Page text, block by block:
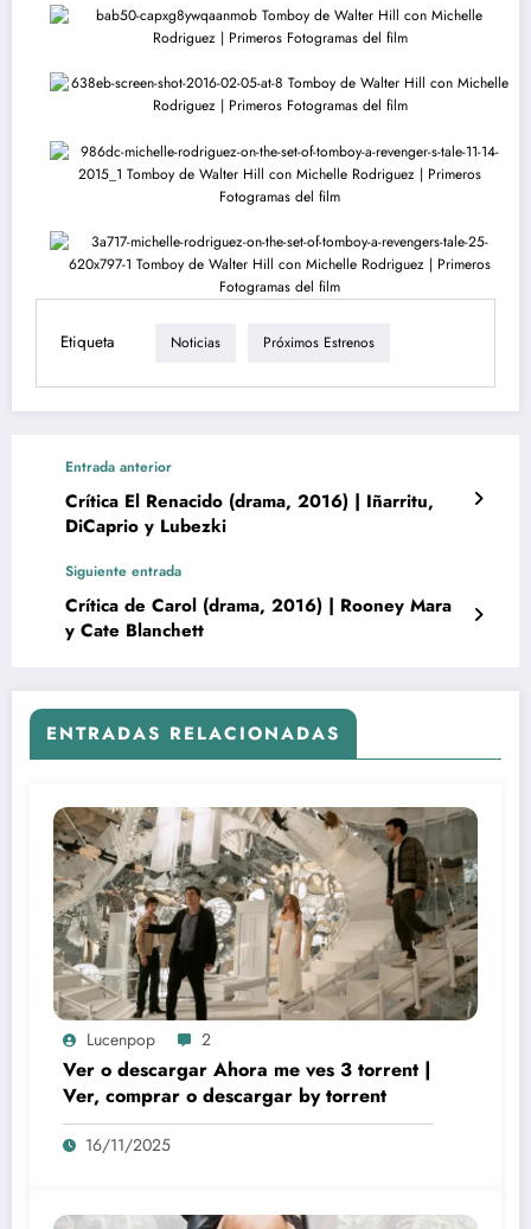
Etiqueta Noticias Próximos Estrenos
Entrada anterior
Crítica El Renacido (drama, 2016) | Iñarritu,
DiCaprio y Lubezki
Siguiente entrada
Crítica de Carol (drama, 2016) | Rooney Mara
y Cate Blanchett
ENTRADAS RELACIONADAS
Lucenpop 2
Ver o descargar Ahora me ves 3 torrent |
Ver, comprar o descargar by torrent
16/11/2025